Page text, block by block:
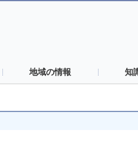
地域の情報 知